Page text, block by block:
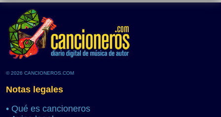
© 2026 CANCIONEROS.COM
Notas legales
• Qué es cancioneros